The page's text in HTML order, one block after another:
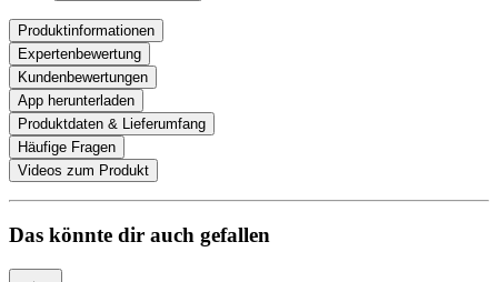
Produktinformationen
Expertenbewertung
Kundenbewertungen
App herunterladen
Produktdaten & Lieferumfang
Häufige Fragen
Videos zum Produkt
Das könnte dir auch gefallen